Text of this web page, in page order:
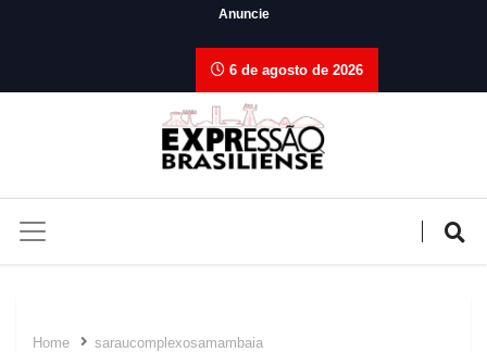
Anuncie
6 de agosto de 2026
Home saraucomplexosamambaia